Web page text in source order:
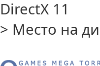
DirectX 11
> Место на